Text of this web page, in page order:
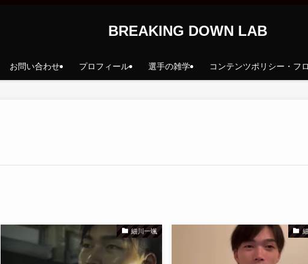
BREAKING DOWN LAB
お問い合わせ プロフィール 選手の雑学 コンテンツポリシー・フ
細川一颯